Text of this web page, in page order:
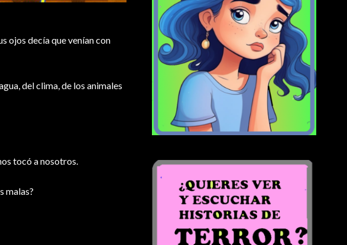
ojos decía que venían con
del clima, de los animales
tocó a nosotros.
malas?